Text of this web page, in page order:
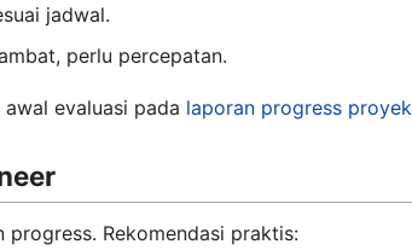
jadwal.
perlu percepatan.
evaluasi pada laporan progress proyek
Rekomendasi praktis: